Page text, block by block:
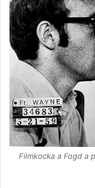
Filmkocka a Fogd a